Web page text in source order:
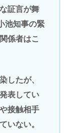
証言が舞
池知事の緊
係者はこ
したが、
表してい
接触相手
いない。